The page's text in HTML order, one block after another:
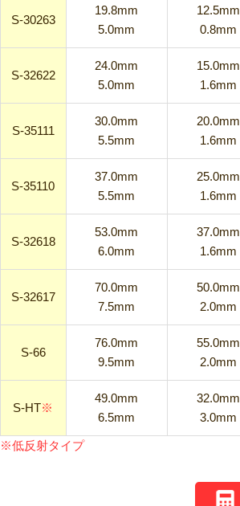
S-30263
19.8mm
5.0mm
12.5mm
0.8mm
S-32622
24.0mm
5.0mm
15.0mm
1.6mm
S-35111
30.0mm
5.5mm
20.0mm
1.6mm
S-35110
37.0mm
5.5mm
25.0mm
1.6mm
S-32618
53.0mm
6.0mm
37.0mm
1.6mm
S-32617
70.0mm
7.5mm
50.0mm
2.0mm
S-66
76.0mm
9.5mm
55.0mm
2.0mm
S-HT※
49.0mm
6.5mm
32.0mm
3.0mm
※低反射タイプ